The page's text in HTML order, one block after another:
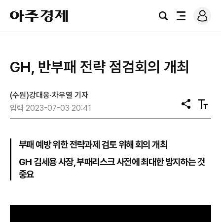
아
주
경
검
전
로
그
GH, 반부패 전략 점검회의 개최
(수원)강대웅·차우열 기자
입력 2023-07-03 20:41
공
유
텍
스
부패 예방 위한 전략과제 검토 위해 회의 개최
GH 김세용 사장, 부패리스크 사전에 최대한 방지하는 것
중요